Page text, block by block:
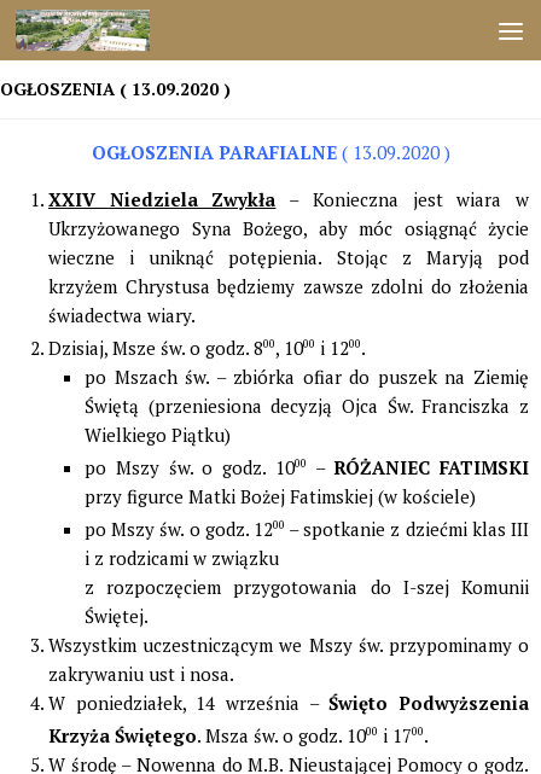
Przejdź do treści
OGŁOSZENIA ( 13.09.2020 )
OGŁOSZENIA PARAFIALNE ( 13.09.2020 )
XXIV Niedziela Zwykła – Konieczna jest wiara w
Ukrzyżowanego Syna Bożego, aby móc osiągnąć życie
wieczne i uniknąć potępienia. Stojąc z Maryją pod
krzyżem Chrystusa będziemy zawsze zdolni do złożenia
świadectwa wiary.
Dzisiaj, Msze św. o godz. 800, 1000 i 1200.
po Mszach św. – zbiórka ofiar do puszek na Ziemię
Świętą (przeniesiona decyzją Ojca Św. Franciszka z
Wielkiego Piątku)
po Mszy św. o godz. 1000 –RÓŻANIEC FATIMSKI
przy figurce Matki Bożej Fatimskiej (w kościele)
po Mszy św. o godz. 1200 – spotkanie z dziećmi klas III
i z rodzicami w związku
z rozpoczęciem przygotowania do I-szej Komunii
Świętej.
Wszystkim uczestniczącym we Mszy św. przypominamy o
zakrywaniu ust i nosa.
W poniedziałek, 14 września –Święto Podwyższenia
Krzyża Świętego. Msza św. o godz. 1000 i 1700.
W środę – Nowenna do M.B. Nieustającej Pomocy o godz.